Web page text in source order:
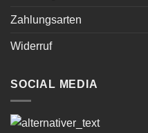
Zahlungsarten
Widerruf
SOCIAL MEDIA